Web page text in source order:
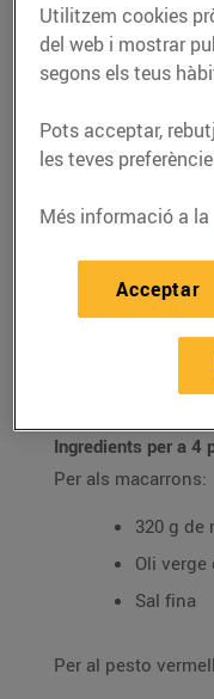
vermell
Ingredients per a 4
Per als macarrons:
320 g de
Oli verge
Sal fina
Per al pesto
Utilitzem cookies
del web i mostrar
segons els teus
Pots acceptar,
les teves
Més informació a la
Acceptar